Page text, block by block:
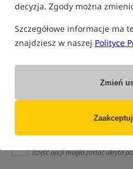
decyzja. Zgody można
Szczegółowe informacje ma
znajdziesz w naszej Polityce
Zmień
(część opcji mogła zostać ukryta